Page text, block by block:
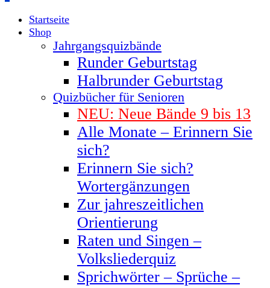
Startseite
Shop
Jahrgangsquizbände
Runder Geburtstag
Halbrunder Geburtstag
Quizbücher für Senioren
NEU: Neue Bände 9 bis 13
Alle Monate – Erinnern Sie
sich?
Erinnern Sie sich?
Wortergänzungen
Zur jahreszeitlichen
Orientierung
Raten und Singen –
Volksliederquiz
Sprichwörter – Sprüche –